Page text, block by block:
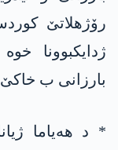
رۆژھلاتێ
ژدایکبوونا
بارزانی ب
* د ھەیاما